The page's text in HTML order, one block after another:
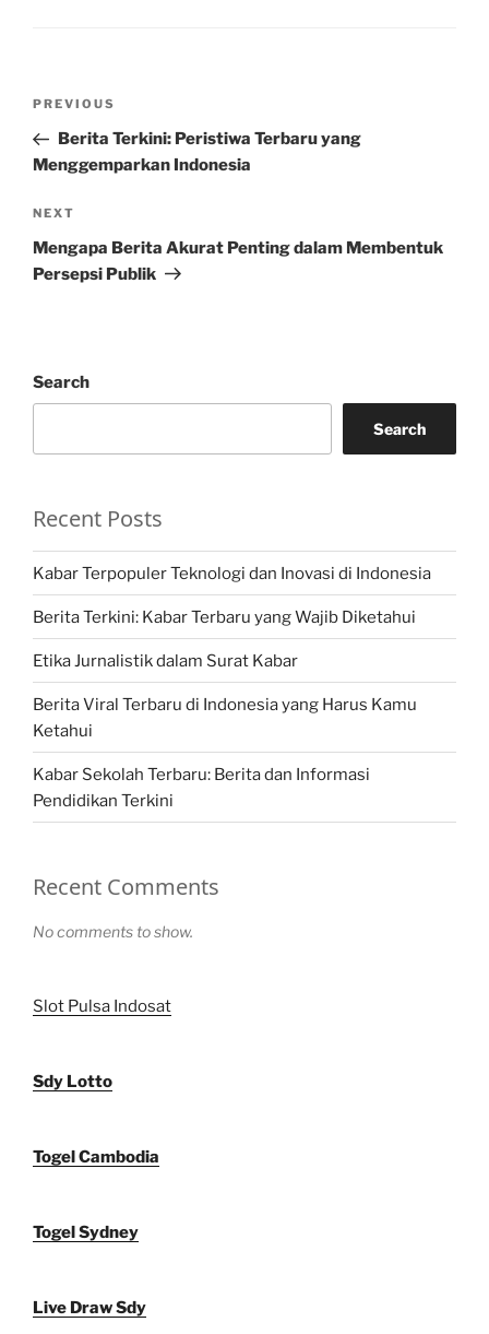
Previous
Post
PREVIOUS
Berita Terkini: Peristiwa Terbaru yang
Menggemparkan Indonesia
Next
Post
NEXT
Mengapa Berita Akurat Penting dalam Membentuk
Persepsi Publik
Search
Search
Recent Posts
Kabar Terpopuler Teknologi dan Inovasi di Indonesia
Berita Terkini: Kabar Terbaru yang Wajib Diketahui
Etika Jurnalistik dalam Surat Kabar
Berita Viral Terbaru di Indonesia yang Harus Kamu
Ketahui
Kabar Sekolah Terbaru: Berita dan Informasi
Pendidikan Terkini
Recent Comments
No comments to show.
Slot Pulsa Indosat
Sdy Lotto
Togel Cambodia
Togel Sydney
Live Draw Sdy